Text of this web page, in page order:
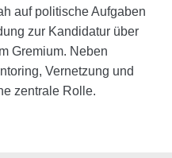
auf politische Aufgaben
zur Kandidatur über
Gremium. Neben
Vernetzung und
zentrale Rolle.